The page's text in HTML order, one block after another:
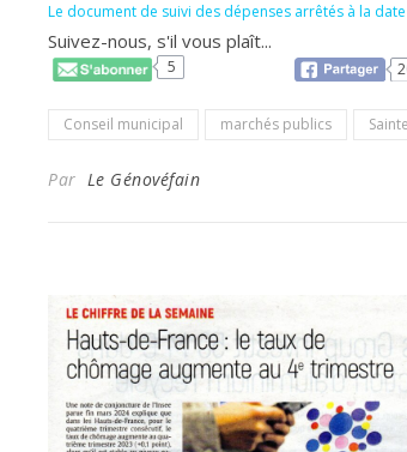
Le document de suivi des dépenses arrêtés à la
Suivez-nous, s'il vous plaît...
5
Conseil municipal marchés publics
Par Le Génovéfain